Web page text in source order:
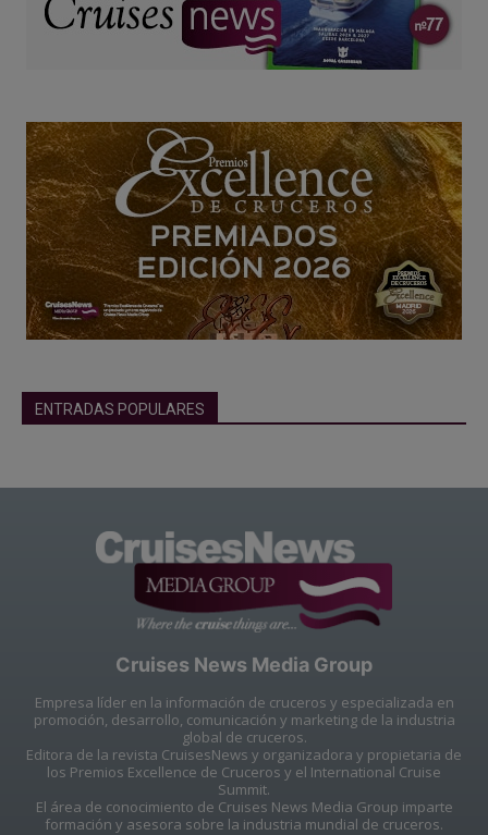
ENTRADAS POPULARES
Cruises News Media Group
Empresa líder en la información de cruceros y especializada en
promoción, desarrollo, comunicación y marketing de la industria
global de cruceros.
Editora de la revista CruisesNews y organizadora y propietaria de
los Premios Excellence de Cruceros y el International Cruise
Summit.
El área de conocimiento de Cruises News Media Group imparte
formación y asesora sobre la industria mundial de cruceros.